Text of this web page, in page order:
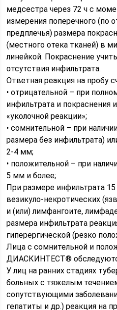
медсестра через 72 ч с
измерения поперечного (по
предплечья) размера
(местного отека тканей) в
линейкой. Покраснение
отсутствия инфильтрата.
Ответная реакция на пробу
• отрицательной – при
инфильтрата и покраснения
«уколочной реакции»;
• сомнительной – при
размера без инфильтрата)
2-4 мм;
• положительной – при
5 мм и более;
При размере инфильтрата
везикуло-некротических
и (или) лимфангоите,
размера инфильтрата
гиперергической (резко
Лица с сомнительной и
ДИАСКИНТЕСТ®
У лиц на ранних стадиях
больных с тяжелым
сопутствующими
гепатиты и др.) реакция на